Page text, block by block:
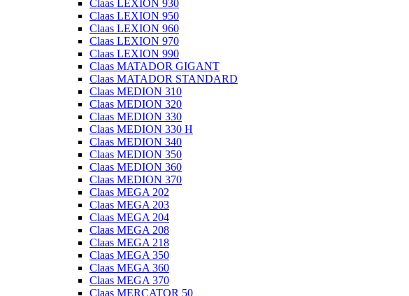
Claas LEXION 930
Claas LEXION 950
Claas LEXION 960
Claas LEXION 970
Claas LEXION 990
Claas MATADOR GIGANT
Claas MATADOR STANDARD
Claas MEDION 310
Claas MEDION 320
Claas MEDION 330
Claas MEDION 330 H
Claas MEDION 340
Claas MEDION 350
Claas MEDION 360
Claas MEDION 370
Claas MEGA 202
Claas MEGA 203
Claas MEGA 204
Claas MEGA 208
Claas MEGA 218
Claas MEGA 350
Claas MEGA 360
Claas MEGA 370
Claas MERCATOR 50